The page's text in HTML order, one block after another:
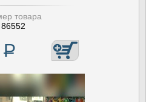
товара
86552
Р